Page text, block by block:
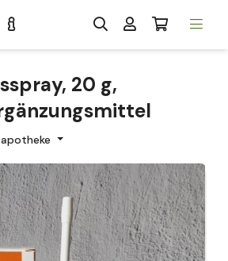
20 g,